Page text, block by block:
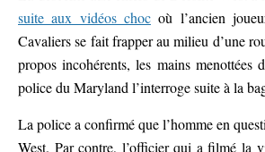
suite aux vidéos chocoù l’ancien
Cavaliers se fait frapper au milieu d’une
propos incohérents, les mains menottées
police du Maryland l’interroge suite à la
La police a confirmé que l’homme en
West. Par contre, l’officier qui a filmé la